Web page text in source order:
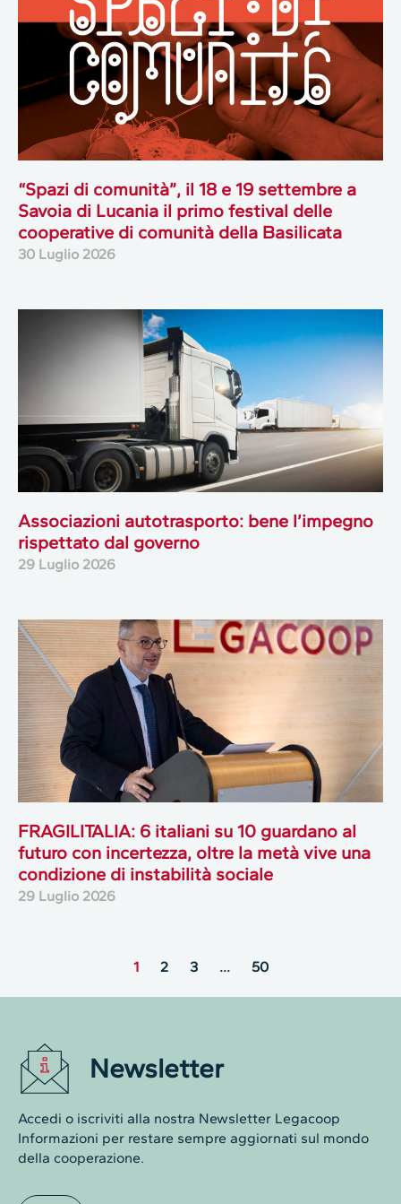
“Spazi di comunità”, il 18 e 19 settembre a
Savoia di Lucania il primo festival delle
cooperative di comunità della Basilicata
30 Luglio 2026
Associazioni autotrasporto: bene l’impegno
rispettato dal governo
29 Luglio 2026
FRAGILITALIA: 6 italiani su 10 guardano al
futuro con incertezza, oltre la metà vive una
condizione di instabilità sociale
29 Luglio 2026
1 2 3 … 50
Newsletter
Accedi o iscriviti alla nostra Newsletter Legacoop
Informazioni per restare sempre aggiornati sul mondo
della cooperazione.